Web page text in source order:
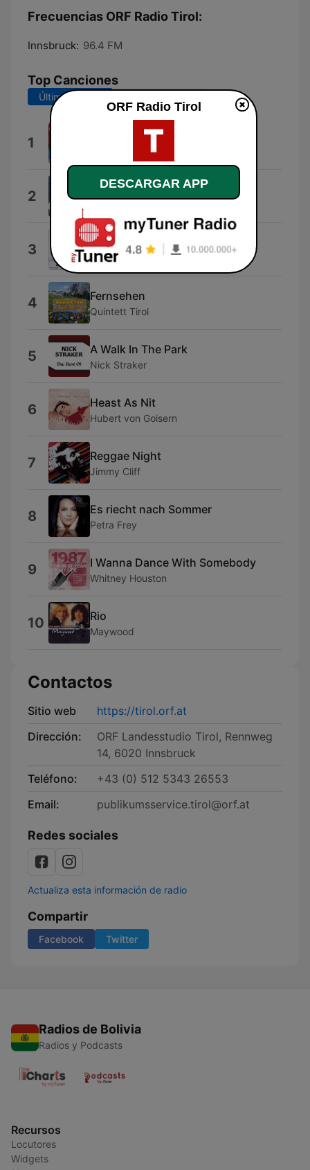
Frecuencias ORF Radio Tirol:
Innsbruck: 96.4 FM
Top Canciones
Últimos 7 días
1 Tirol, mein Tirol
Die Grubertaler
2 Vier Freunde aus Tirol
3 Guten Morgen, guten Morgen
Hermann Heimeier
4 Fernsehen
Quintett Tirol
5 A Walk In The Park
Nick Straker
6 Heast As Nit
Hubert von Goisern
7 Reggae Night
Jimmy Cliff
8 Es riecht nach Sommer
Petra Frey
9 I Wanna Dance With Somebody
Whitney Houston
10 Rio
Maywood
Contactos
Sitio web
https://tirol.orf.at
Dirección:
ORF Landesstudio Tirol, Rennweg
14, 6020 Innsbruck
Teléfono:
+43 (0) 512 5343 26553
Email:
publikumsservice.tirol@orf.at
Redes sociales
Actualiza esta información de radio
Compartir
Facebook Twitter
Radios de Bolivia
Radios y Podcasts
Recursos
Locutores
Widgets
ORF Radio Tirol
DESCARGAR APP